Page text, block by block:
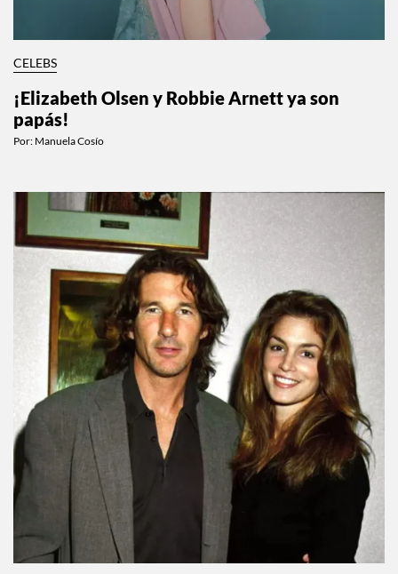
CELEBS
¡Elizabeth Olsen y Robbie Arnett ya son
papás!
Por: Manuela Cosío